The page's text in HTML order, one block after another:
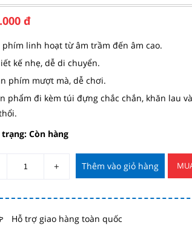
đ
phím linh hoạt từ âm trầm đến âm cao.
kế nhẹ, dễ di chuyển.
phím mượt mà, dễ chơi.
phẩm đi kèm túi đựng chắc chắn, khăn lau
Còn hàng
+ Thêm vào giỏ hàng
Hỗ trợ giao hàng toàn quốc